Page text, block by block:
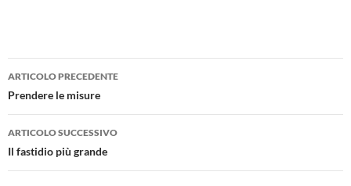
Navigazione
articolo
ARTICOLO PRECEDENTE
Prendere le misure
ARTICOLO SUCCESSIVO
Il fastidio più grande